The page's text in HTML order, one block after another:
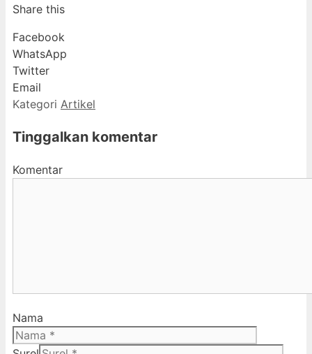
Share this
Facebook
WhatsApp
Twitter
Email
Kategori Artikel
Tinggalkan komentar
Komentar
Nama